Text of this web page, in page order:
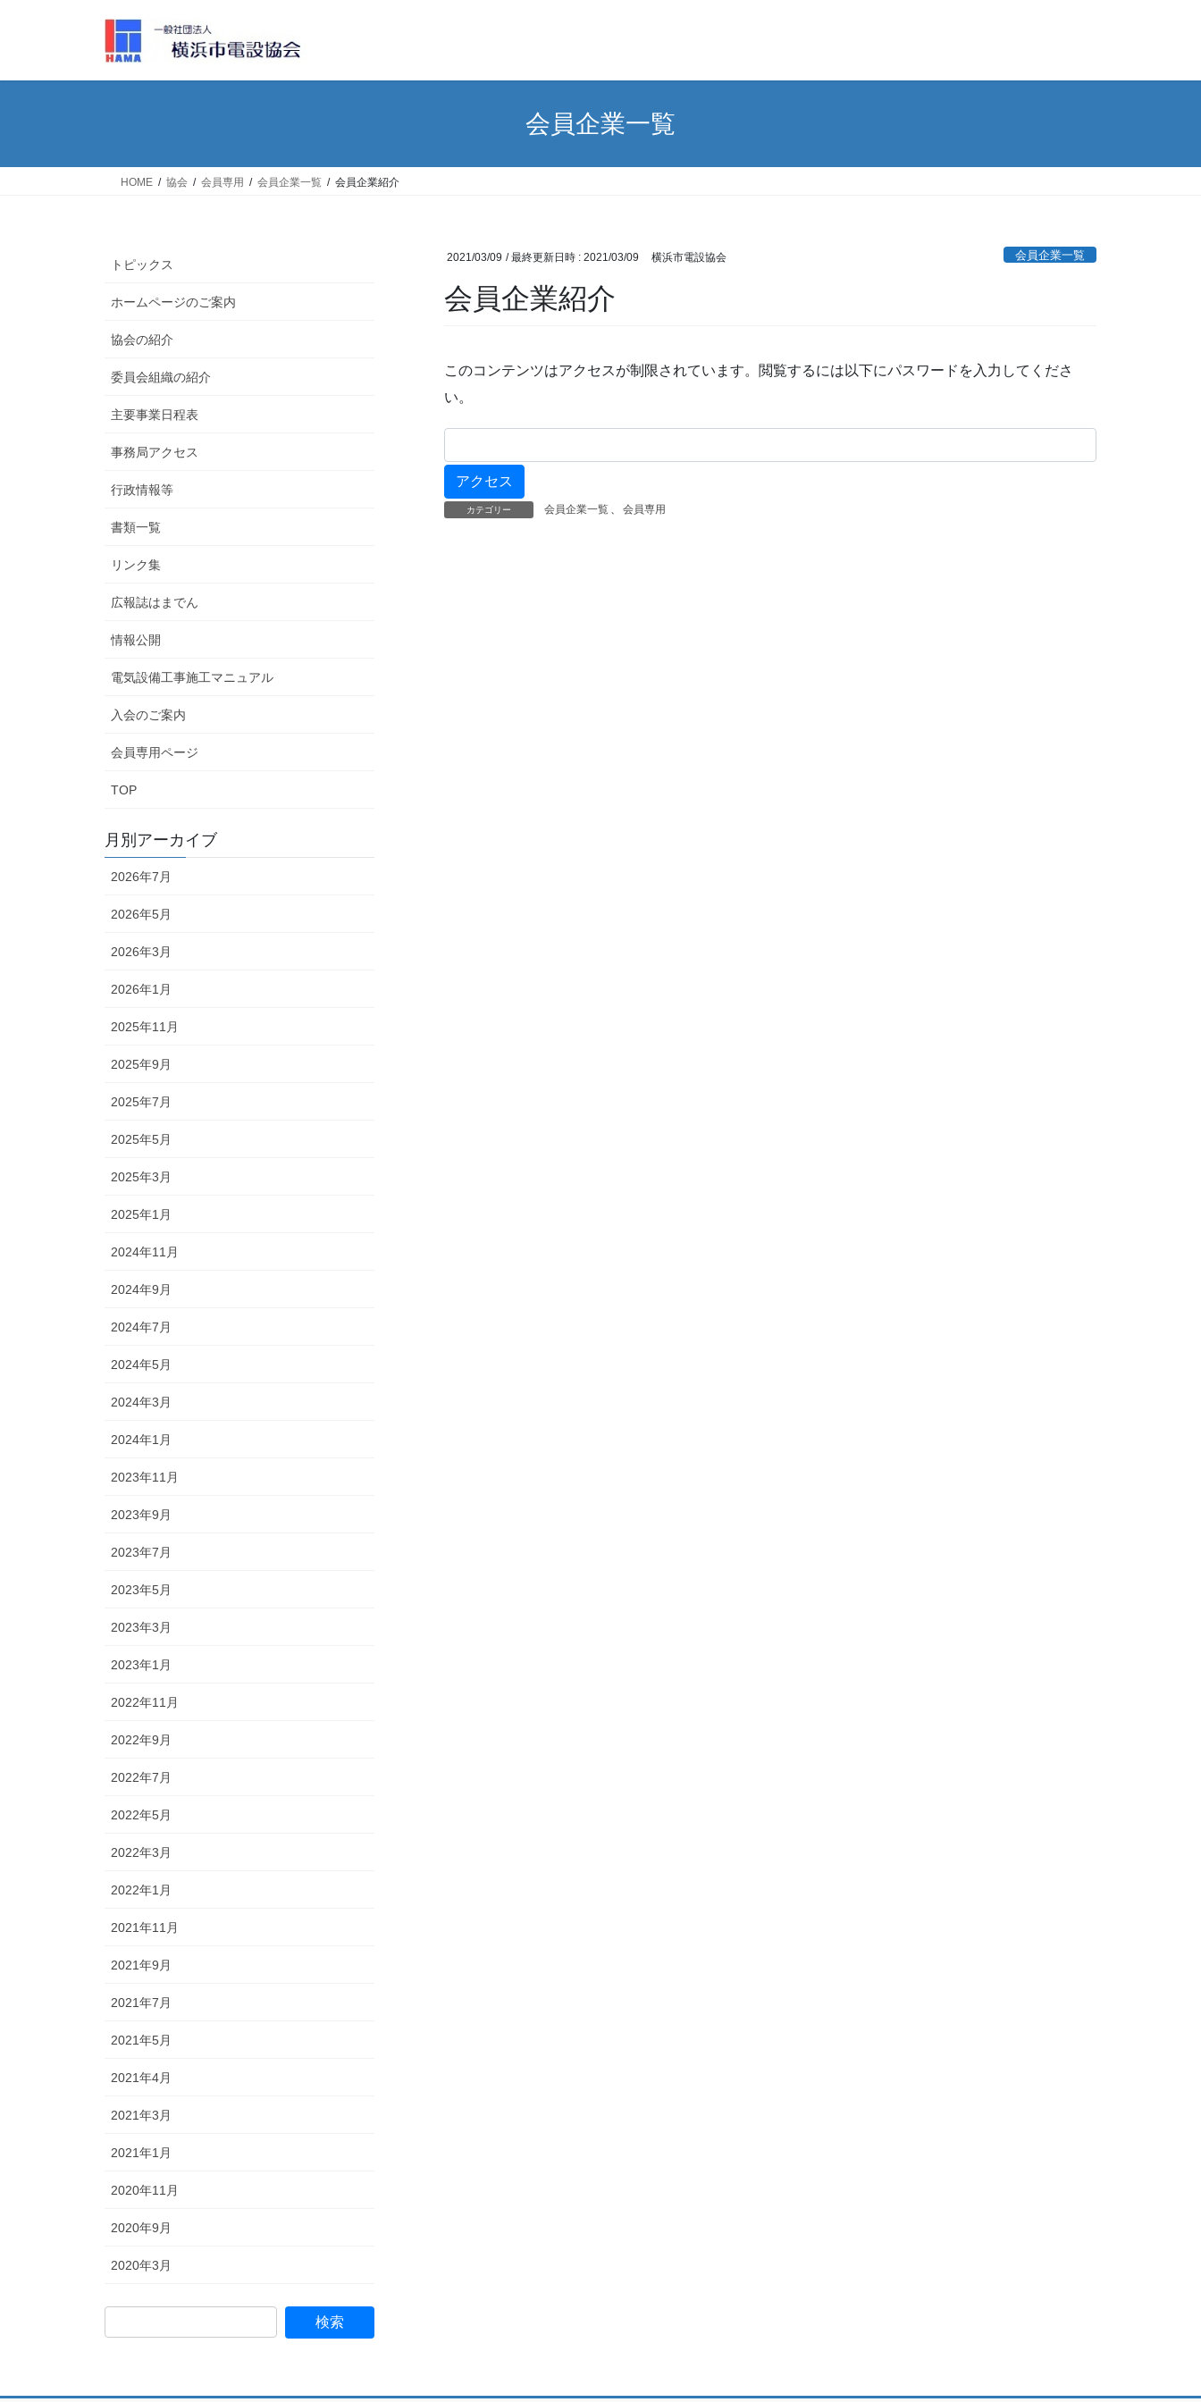
会員企業一覧
HOME 協会 会員専用 会員企業一覧 会員企業紹介
2021/03/09 / 最終更新日時 : 2021/03/09 横浜市電設協会 会員企業一覧
会員企業紹介
このコンテンツはアクセスが制限されています。閲覧するには以下にパスワードを入力してくださ
い。
カテゴリー 会員企業一覧 、 会員専用
トピックス
ホームページのご案内
協会の紹介
委員会組織の紹介
主要事業日程表
事務局アクセス
行政情報等
書類一覧
リンク集
広報誌はまでん
情報公開
電気設備工事施工マニュアル
入会のご案内
会員専用ページ
TOP
月別アーカイブ
2026年7月
2026年5月
2026年3月
2026年1月
2025年11月
2025年9月
2025年7月
2025年5月
2025年3月
2025年1月
2024年11月
2024年9月
2024年7月
2024年5月
2024年3月
2024年1月
2023年11月
2023年9月
2023年7月
2023年5月
2023年3月
2023年1月
2022年11月
2022年9月
2022年7月
2022年5月
2022年3月
2022年1月
2021年11月
2021年9月
2021年7月
2021年5月
2021年4月
2021年3月
2021年1月
2020年11月
2020年9月
2020年3月